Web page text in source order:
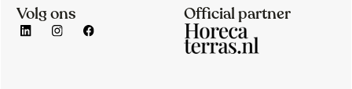
Official partner
Volg ons